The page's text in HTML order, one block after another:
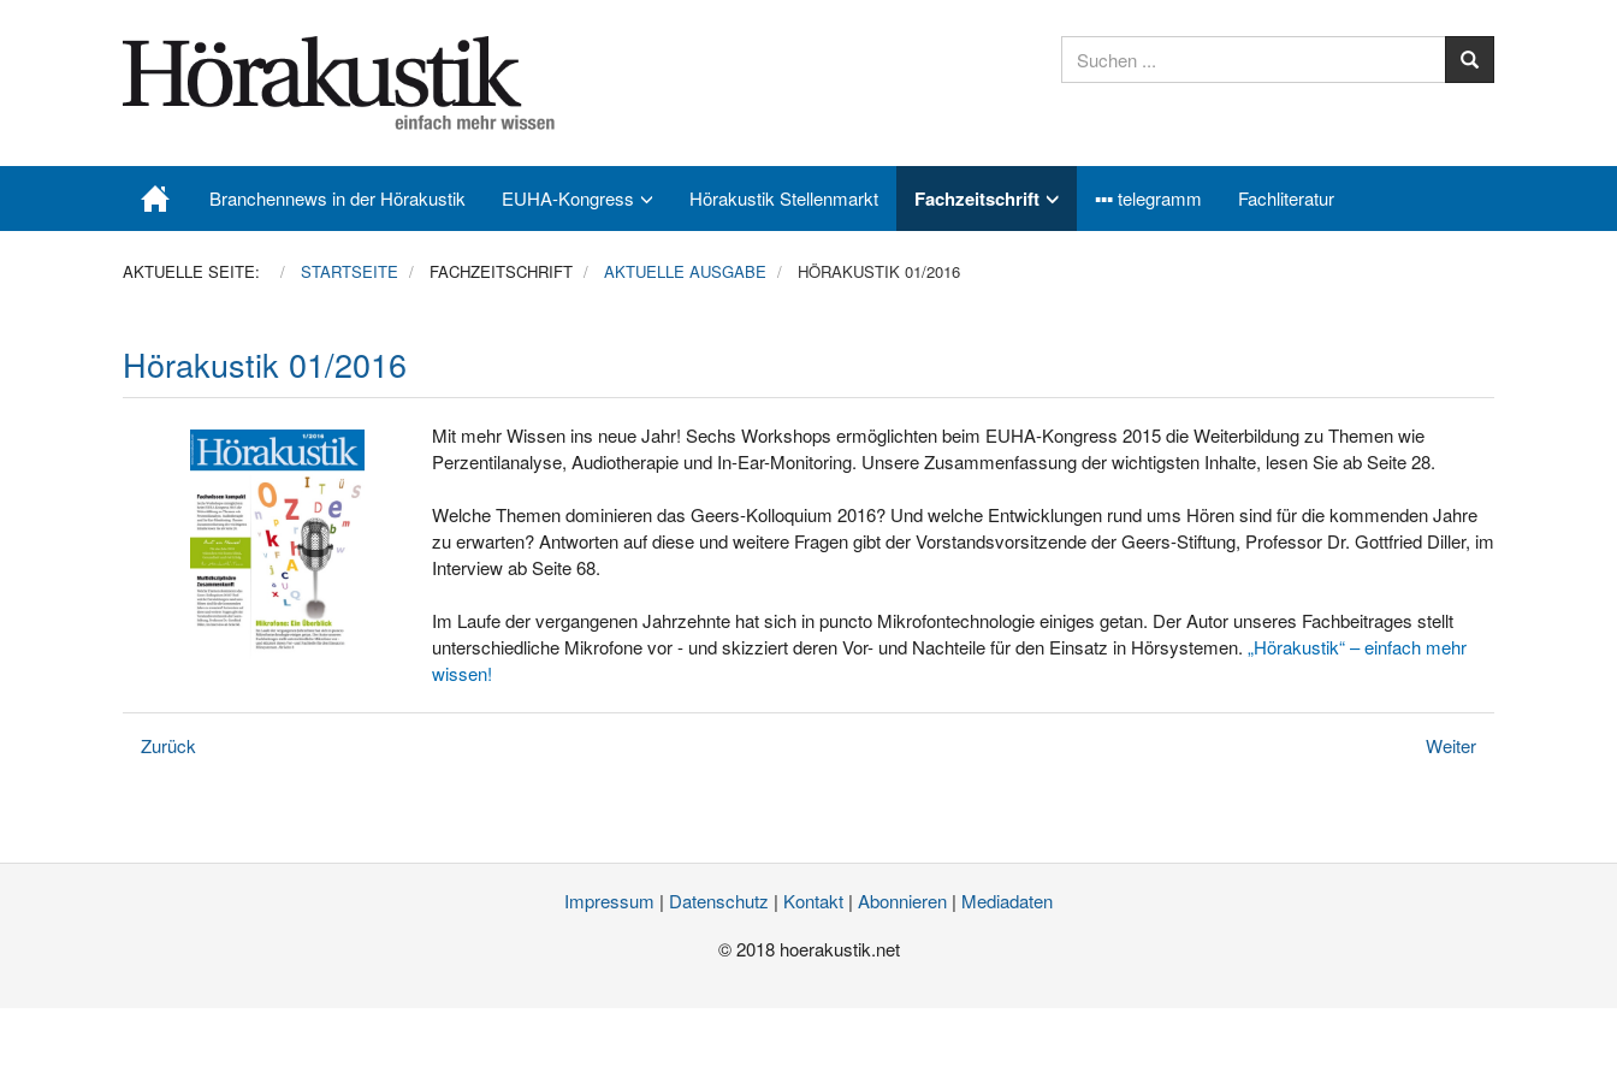
Branchennews in der Hörakustik EUHA-Kongress Hörakustik Stellenmarkt Fachzeitschrift ▪▪▪ telegramm Fachliteratur
AKTUELLE SEITE: STARTSEITE FACHZEITSCHRIFT AKTUELLE AUSGABE HÖRAKUSTIK 01/2016
Hörakustik 01/2016
Mit mehr Wissen ins neue Jahr! Sechs Workshops ermöglichten beim EUHA-Kongress 2015 die Weiterbildung zu Themen wie
Perzentilanalyse, Audiotherapie und In-Ear-Monitoring. Unsere Zusammenfassung der wichtigsten Inhalte, lesen Sie ab Seite 28.
Welche Themen dominieren das Geers-Kolloquium 2016? Und welche Entwicklungen rund ums Hören sind für die kommenden Jahre
zu erwarten? Antworten auf diese und weitere Fragen gibt der Vorstandsvorsitzende der Geers-Stiftung, Professor Dr. Gottfried Diller, im
Interview ab Seite 68.
Im Laufe der vergangenen Jahrzehnte hat sich in puncto Mikrofontechnologie einiges getan. Der Autor unseres Fachbeitrages stellt
unterschiedliche Mikrofone vor - und skizziert deren Vor- und Nachteile für den Einsatz in Hörsystemen. „Hörakustik“ – einfach mehr
wissen!
Zurück Weiter
Impressum | Datenschutz | Kontakt | Abonnieren | Mediadaten
© 2018 hoerakustik.net